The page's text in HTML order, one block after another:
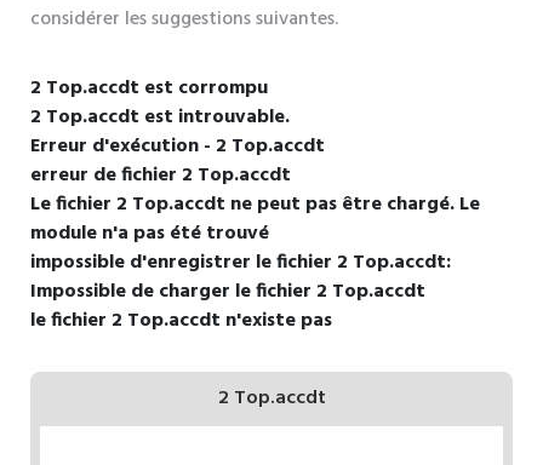
considérer les suggestions suivantes.
2 Top.accdt est corrompu
2 Top.accdt est introuvable.
Erreur d'exécution - 2 Top.accdt
erreur de fichier 2 Top.accdt
Le fichier 2 Top.accdt ne peut pas être chargé. Le
module n'a pas été trouvé
impossible d'enregistrer le fichier 2 Top.accdt:
Impossible de charger le fichier 2 Top.accdt
le fichier 2 Top.accdt n'existe pas
2 Top.accdt